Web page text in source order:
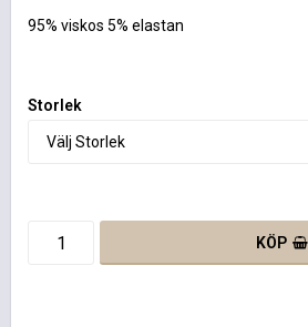
95% viskos 5% elastan
Storlek
KÖP